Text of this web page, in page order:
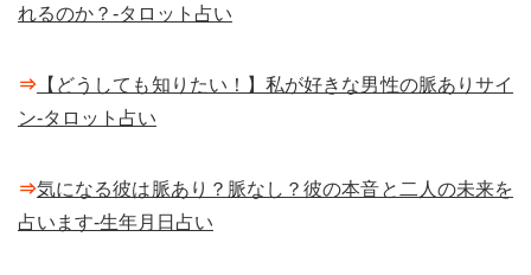
れるのか？-タロット占い
⇒ 【どうしても知りたい！】私が好きな男性の脈ありサイ
ン-タロット占い
⇒気になる彼は脈あり？脈なし？彼の本音と二人の未来を
占います-生年月日占い